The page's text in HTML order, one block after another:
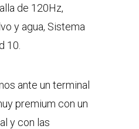
de 120Hz,
y agua, Sistema
10.
ante un terminal
premium con un
y con las